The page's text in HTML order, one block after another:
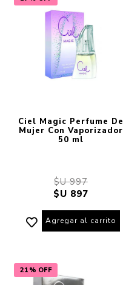
Ciel Magic Perfume De
Mujer Con Vaporizador
50 ml
$U 997
$U 897
Agregar al carrito
21% OFF